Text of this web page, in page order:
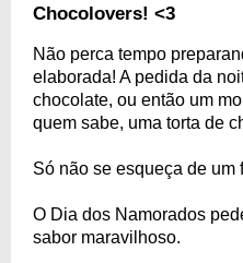
Chocolovers! <3
Não perca tempo
elaborada! A pedida da
chocolate, ou então um
quem sabe, uma torta de
Só não se esqueça de um
O Dia dos Namorados
sabor maravilhoso.